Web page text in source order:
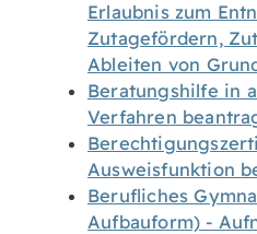
Erlaubnis zum
Zutagefördern,
Ableiten von
Beratungshilfe in
Verfahren
Ausweisfunktion
Berufliches
Aufbauform) -